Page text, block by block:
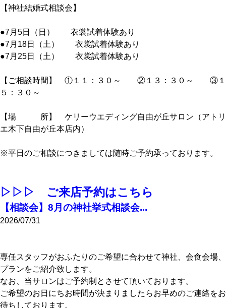
【神社結婚式相談会】
●7月5日（日） 衣裳試着体験あり
●7月18日（土） 衣裳試着体験あり
●7月25日（土） 衣裳試着体験あり
【ご相談時間】 ①１１：３０～ ②１３：３０～ ③１
５：３０～
【場 所】 ケリーウエディング自由が丘サロン（アトリ
エ木下自由が丘本店内）
※平日のご相談につきましては随時ご予約承っております。
▷▷▷ ご来店予約はこちら
【相談会】8月の神社挙式相談会...
2026/07/31
専任スタッフがおふたりのご希望に合わせて神社、会食会場、
プランをご紹介致します。
なお、当サロンはご予約制とさせて頂いております。
ご希望のお日にちお時間が決まりましたらお早めのご連絡をお
待ちしております。